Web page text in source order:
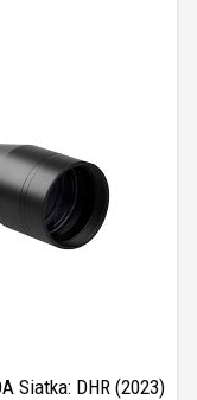
Siatka: DHR (2023)